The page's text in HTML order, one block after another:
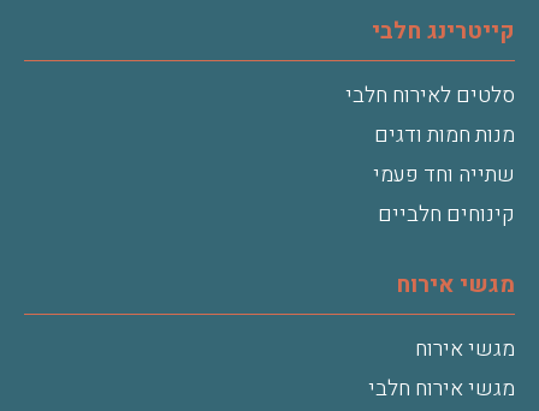
קייטרינג חלבי
סלטים לאירוח חלבי
מנות חמות ודגים
שתייה וחד פעמי
קינוחים חלביים
מגשי אירוח
מגשי אירוח
מגשי אירוח חלבי